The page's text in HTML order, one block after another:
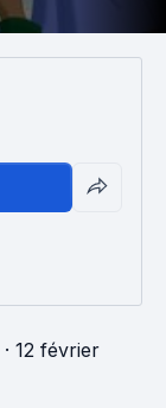
· 12 février